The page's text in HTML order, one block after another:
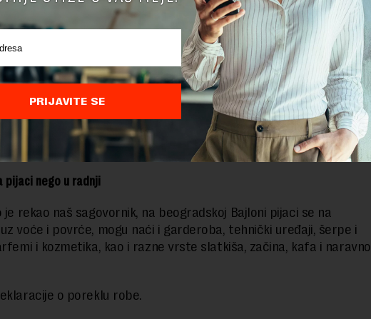
koja ne kontroliše uvoz, odnosno plasman robe posle toga.
zajednice koje su dozvolile otvaranje stotine tezgi na
od kojih oni imaju ogromne prihode. Zatim zelene pijace koje su
sve svoje prodaje u robne prodaje mada za to ne postoji
osnov niti mogućnost tehničkih uslova prodaje. Ne možete veš
pored salate, to je apsurdno i na kraju imate inspekcije koje se ni
nisu trudile da institucije blokiraju izvore sivog tržišta i crne
pijaci nego u radnji
je rekao naš sagovornik, na beogradskoj Bajloni pijaci se na
voće i povrće, mogu naći i garderoba, tehnički uređaji, šerpe i
i kozmetika, kao i razne vrste slatkiša, začina, kafa i naravno
o poreklu robe.
PRIJAVITE SE